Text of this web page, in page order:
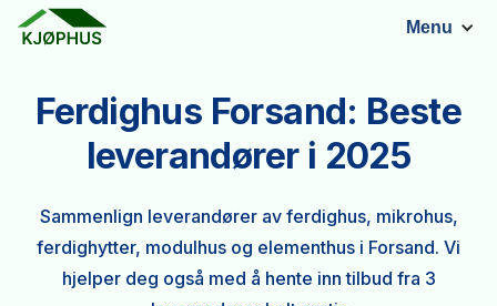
Menu
Ferdighus Forsand: Beste
leverandører i 2025
Sammenlign leverandører av ferdighus, mikrohus,
ferdighytter, modulhus og elementhus i Forsand. Vi
hjelper deg også med å hente inn tilbud fra 3